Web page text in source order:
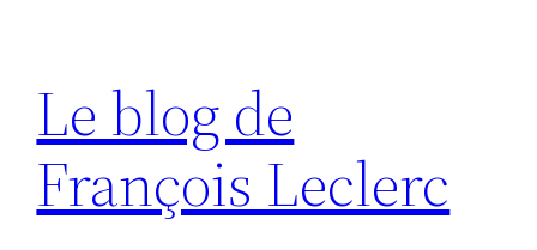
contenu
Le blog de
François Leclerc